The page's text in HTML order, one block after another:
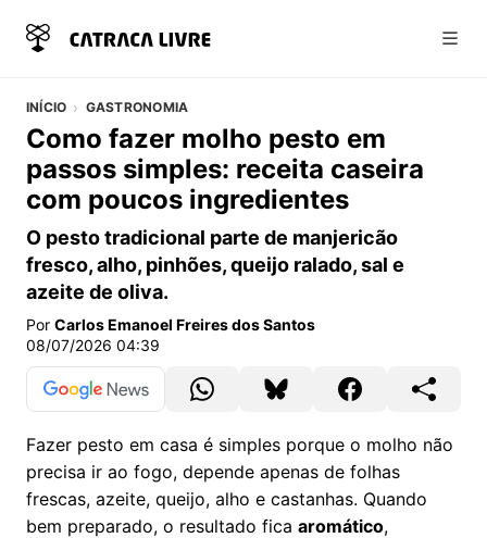
INÍCIO GASTRONOMIA
Como fazer molho pesto em
passos simples: receita caseira
com poucos ingredientes
O pesto tradicional parte de manjericão
fresco, alho, pinhões, queijo ralado, sal e
azeite de oliva.
Por Carlos Emanoel Freires dos Santos
08/07/2026 04:39
Fazer pesto em casa é simples porque o molho não
precisa ir ao fogo, depende apenas de folhas
frescas, azeite, queijo, alho e castanhas. Quando
bem preparado, o resultado fica aromático,